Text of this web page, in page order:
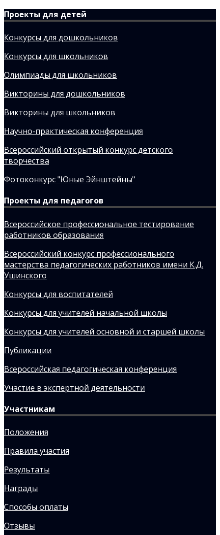
Проекты для детей
Конкурсы для дошкольников
Конкурсы для школьников
Олимпиады для школьников
Викторины для дошкольников
Викторины для школьников
Научно-практическая конференция
Всероссийский открытый конкурс детского
творчества
Фотоконкурс "Юные Эйнштейны"
Проекты для педагогов
Всероссийское профессиональное тестирование
работников образования
Всероссийский конкурс профессионального
мастерства педагогических работников имени К.Д.
Ушинского
Конкурсы для воспитателей
Конкурсы для учителей начальной школы
Конкурсы для учителей основной и старшей школы
Публикации
Всероссийская педагогическая конференция
Участие в экспертной деятельности
Участникам
Положения
Правила участия
Результаты
Награды
Способы оплаты
Отзывы